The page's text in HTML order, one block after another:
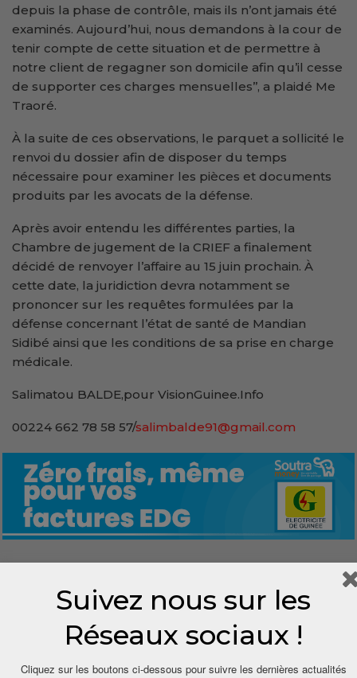
depuis la phase de contrôle, mais ils n’ont jamais été
examinés. Aujourd’hui, nous demandons à la cour de
tenir compte de cette situation et de permettre à
notre client de regagner son domicile afin qu’il cesse
de supporter ces charges mensuelles’’, a plaidé Me
Traoré.
À la suite de ces observations, le parquet a sollicité le
renvoi du dossier afin de disposer du temps
nécessaire pour examiner les pièces et documents
produits par les avocats de la défense.
Après avoir entendu les différentes parties, la
Chambre de jugement de la CRIEF a finalement
décidé de renvoyer l’affaire au 15 juin prochain. À
cette date, la juridiction devra notamment se
prononcer sur les requêtes formulées par la
défense concernant l’état de santé de Mandian
Sidibé ainsi que les conditions de sa prise en charge
médicale.
Salimatou BALDE,pour VisionGuinee.Info
00224 662 78 58 57/salimbalde91@gmail.com
Share
Suivez nous sur les
Réseaux sociaux !
Cliquez sur les boutons ci-dessous pour suivre les dernières actualités